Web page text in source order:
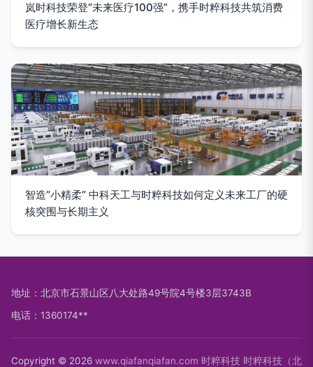
岚时科技荣登“未来医疗100强”，携手时粹科技共筑消费
医疗增长新生态
智造“小精柔” 中科天工与时粹科技如何定义未来工厂的硬
核突围与长期主义
地址：北京市石景山区八大处路49号院4号楼3层3743B
电话：1360174**
Copyright © 2026 www.qiafanqiafan.com 时粹科技 时粹科技（北